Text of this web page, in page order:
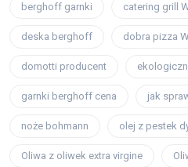
berghoff garnki catering grill
deska berghoff dobra pizza
domotti producent
garnki berghoff cena jak
noże bohmann olej z pestek
Oliwa z oliwek extra virgine